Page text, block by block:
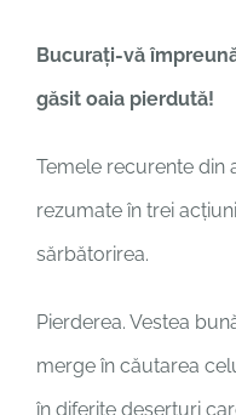
Bucuraţi-vă
găsit oaia pierdută!
Temele recurente din
rezumate în trei
sărbătorirea.
Pierderea. Vestea
merge în căutarea
în diferite deșerturi